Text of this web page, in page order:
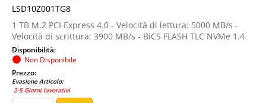
LSD10Z001TG8
1 TB M.2 PCI Express 4.0 - Velocità di lettura: 5000 MB/s -
Velocità di scrittura: 3900 MB/s - BiCS FLASH TLC NVMe 1.4
Disponibilità:
Non Disponibile
Prezzo:
Evasione Articolo:
2-5 Giorni lavorativi